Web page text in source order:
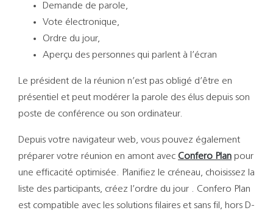
Demande de parole,
Vote électronique,
Ordre du jour,
Aperçu des personnes qui parlent à l’écran
Le président de la réunion n’est pas obligé d’être en
présentiel et peut modérer la parole des élus depuis son
poste de conférence ou son ordinateur.
Depuis votre navigateur web, vous pouvez également
préparer votre réunion en amont avec Confero Plan pour
une efficacité optimisée. Planifiez le créneau, choisissez la
liste des participants, créez l’ordre du jour . Confero Plan
est compatible avec les solutions filaires et sans fil, hors D-